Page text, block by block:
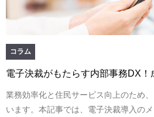
コラム
電子決裁がもたらす内部事務DX！
業務効率化と住民サービス向上のため
います。本記事では、電子決裁導入の